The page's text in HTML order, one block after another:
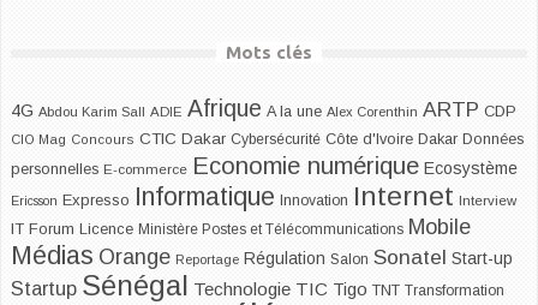
Mots clés
4G Abdou Karim Sall ADIE Afrique A la une Alex Corenthin ARTP CDP
CIO Mag Concours CTIC Dakar Cybersécurité Côte d'Ivoire Dakar Données
personnelles E-commerce Economie numérique Ecosystème
Ericsson Expresso Informatique Innovation Internet Interview
IT Forum Licence Ministère Postes et Télécommunications Mobile
Médias Orange Reportage Régulation Salon Sonatel Start-up
Startup Sénégal Technologie TIC Tigo TNT Transformation